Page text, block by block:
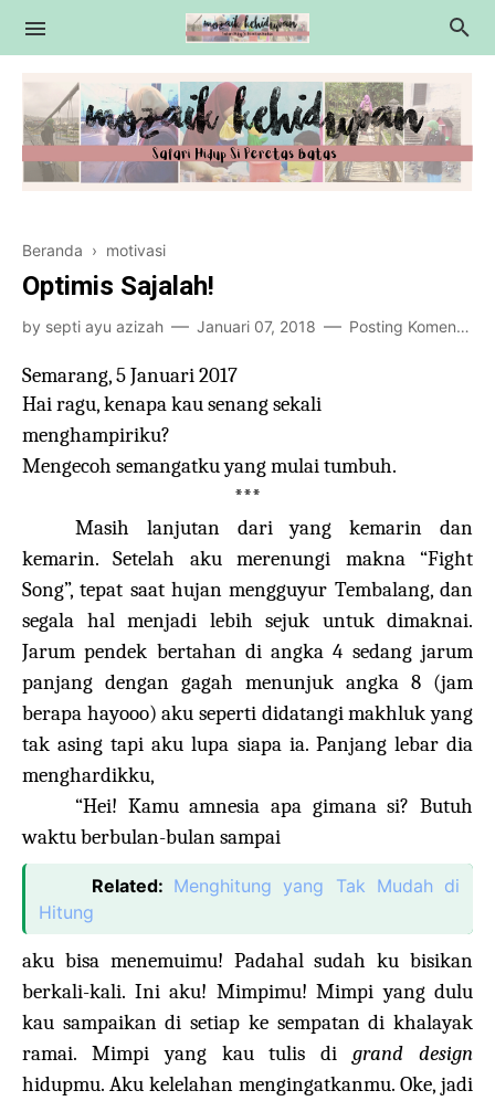
Motivasi
Review
Beranda › motivasi
Optimis Sajalah!
by septi ayu azizah Januari 07, 2018 Posting Komentar
Semarang, 5 Januari 2017
Hai ragu, kenapa kau senang sekali
menghampiriku?
Mengecoh semangatku yang mulai tumbuh.
***
Masih lanjutan dari yang kemarin dan
kemarin. Setelah aku merenungi makna “Fight
Song”, tepat saat hujan mengguyur Tembalang, dan
segala hal menjadi lebih sejuk untuk dimaknai.
Jarum pendek bertahan di angka 4 sedang jarum
panjang dengan gagah menunjuk angka 8 (jam
berapa hayooo) aku seperti didatangi makhluk yang
tak asing tapi aku lupa siapa ia. Panjang lebar dia
menghardikku,
“Hei! Kamu amnesia apa gimana si? Butuh
waktu berbulan-bulan sampai
Related: Menghitung yang Tak Mudah di
Hitung
aku bisa menemuimu! Padahal sudah ku bisikan
berkali-kali. Ini aku! Mimpimu! Mimpi yang dulu
kau sampaikan di setiap ke sempatan di khalayak
ramai. Mimpi yang kau tulis digrand design
hidupmu. Aku kelelahan mengingatkanmu. Oke, jadi